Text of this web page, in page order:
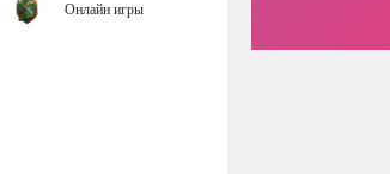
Онлайн игры